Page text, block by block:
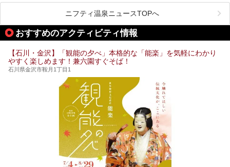
車で行くのがオススメですが、ドライブの際にぜひ一緒に楽
しんでいただきたいのが温泉です。絶景を眺めながらつかる
温泉は最高ですよ！ 今回はそんな能登の温泉を5つご紹介
します。
ニフティ温泉ニュースTOPへ
おすすめのアクティビティ情報
【石川・金沢】「観能の夕べ」本格的な「能楽」を気軽にわかり
やすく楽しめます！兼六園すぐそば！
石川県金沢市鞍月1丁目1